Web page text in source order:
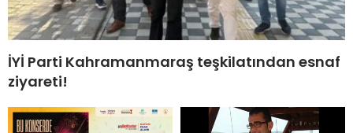
İYİ Parti Kahramanmaraş teşkilatından esnaf
ziyareti!